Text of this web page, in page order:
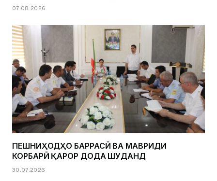
07.08.2026
ПЕШНИҲОДҲО БАРРАСӢ ВА МАВРИДИ
КОРБАРӢ ҚАРОР ДОДА ШУДАНД
30.07.2026